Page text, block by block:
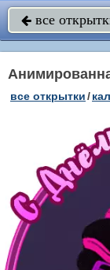
 все
все открытки/